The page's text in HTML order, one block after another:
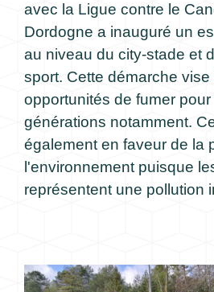
avec la Ligue contre le
Dordogne a inauguré un
au niveau du city-stade et
sport. Cette démarche vise
opportunités de fumer
générations notamment.
également en faveur de la
l'environnement puisque
représentent une pollution